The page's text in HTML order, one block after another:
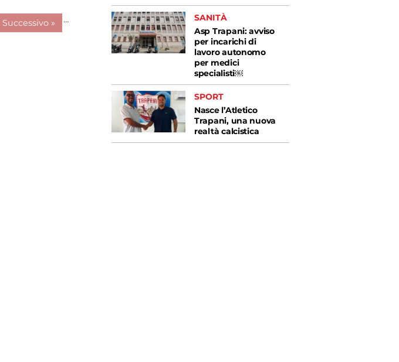
…
Successivo »
SANITÀ
Asp Trapani: avviso
per incarichi di
lavoro autonomo
per medici
specialisti￼
SPORT
Nasce l’Atletico
Trapani, una nuova
realtà calcistica